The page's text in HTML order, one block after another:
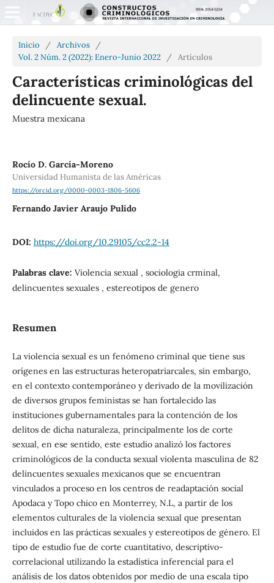
Inicio / Archivos
/
Vol. 2 Núm. 2 (2022): Enero-Junio 2022
/ Artículos
Características criminológicas del
delincuente sexual.
Muestra mexicana
Rocío D. García-Moreno
Universidad Humanista de las Américas
https://orcid.org/0000-0003-1806-5606
Fernando Javier Araujo Pulido
DOI: https://doi.org/10.29105/cc2.2-14
Palabras clave: Violencia sexual , sociologia crminal,
delincuentes sexuales , estereotipos de genero
Resumen
La violencia sexual es un fenómeno criminal que tiene sus
orígenes en las estructuras heteropatriarcales, sin embargo,
en el contexto contemporáneo y derivado de la movilización
de diversos grupos feministas se han fortalecido las
instituciones gubernamentales para la contención de los
delitos de dicha naturaleza, principalmente los de corte
sexual, en ese sentido, este estudio analizó los factores
criminológicos de la conducta sexual violenta masculina de 82
delincuentes sexuales mexicanos que se encuentran
vinculados a proceso en los centros de readaptación social
Apodaca y Topo chico en Monterrey, N.L, a partir de los
elementos culturales de la violencia sexual que presentan
incluidos en las prácticas sexuales y estereotipos de género. El
tipo de estudio fue de corte cuantitativo, descriptivo-
correlacional utilizando la estadística inferencial para el
análisis de los datos obtenidos por medio de una escala tipo